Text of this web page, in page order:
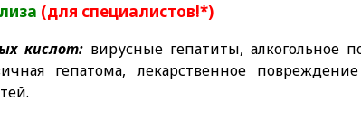
(для специалистов!*)
кислот: вирусные гепатиты, алкогольное
гепатома, лекарственное